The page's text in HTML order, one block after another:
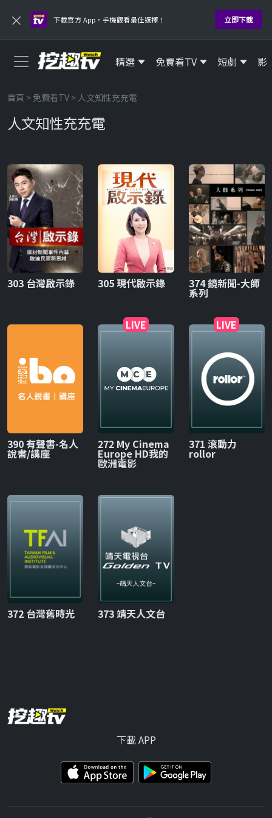
× 下載官方 App，手機觀看最佳選擇！ 立即下載
精選 免費看TV 短劇 影
首頁 > 免費看TV > 人文知性充充電
人文知性充充電
303 台灣啟示錄 305 現代啟示錄 374 鏡新聞-大師
系列
390 有聲書-名人
說書/講座
LIVE
272 My Cinema
Europe HD我的
歐洲電影
LIVE
371 滾動力
rollor
372 台灣舊時光 373 靖天人文台
下載 APP